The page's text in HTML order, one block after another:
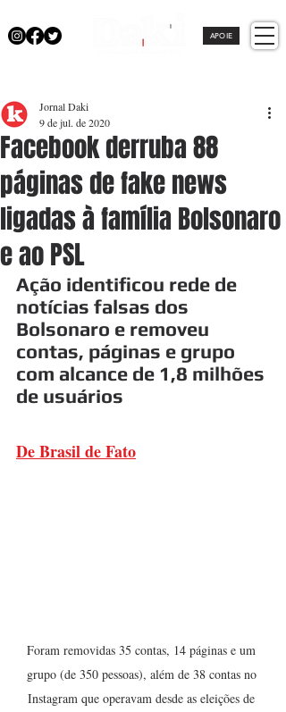
APOIE
Facebook derruba 88
páginas de fake news
ligadas à família Bolsonaro
e ao PSL
Jornal Daki
9 de jul. de 2020
Ação identificou rede de
notícias falsas dos
Bolsonaro e removeu
contas, páginas e grupo
com alcance de 1,8 milhões
de usuários
De Brasil de Fato
Foram removidas 35 contas, 14 páginas e um
grupo (de 350 pessoas), além de 38 contas no
Instagram que operavam desde as eleições de